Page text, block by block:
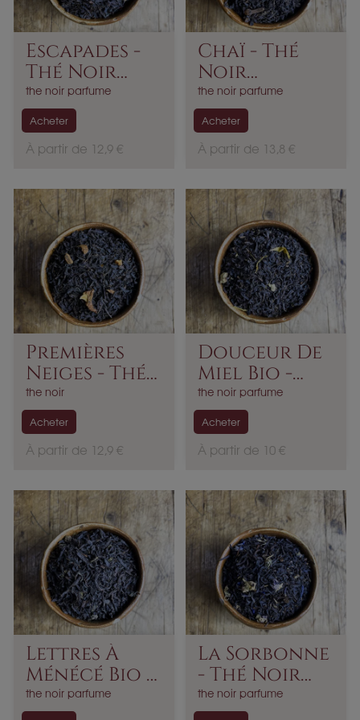
Escapades -
Thé Noir
Parfumé
the noir parfume
P
x
À partir de 12,9 €
Acheter
Chaï - Thé
Noir
Parfumé
the noir parfume
P
x
À partir de 13,8 €
Acheter
Premières
Neiges - Thé
Noir...
the noir
P
À partir de 12,9 €
Acheter
Douceur De
Miel Bio -
Thé...
the noir parfume
P
x
À partir de 10 €
Acheter
Lettres À
Ménécé Bio -
Thé...
the noir parfume
La Sorbonne
- Thé Noir
Parfumé
the noir parfume